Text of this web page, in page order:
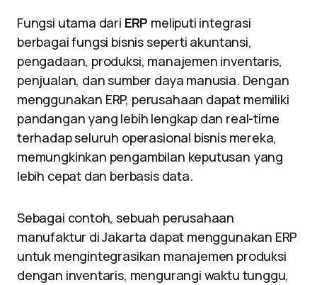
Fungsi utama dari ERP meliputi integrasi
berbagai fungsi bisnis seperti akuntansi,
pengadaan, produksi, manajemen inventaris,
penjualan, dan sumber daya manusia. Dengan
menggunakan ERP, perusahaan dapat memiliki
pandangan yang lebih lengkap dan real-time
terhadap seluruh operasional bisnis mereka,
memungkinkan pengambilan keputusan yang
lebih cepat dan berbasis data.
Sebagai contoh, sebuah perusahaan
manufaktur di Jakarta dapat menggunakan ERP
untuk mengintegrasikan manajemen produksi
dengan inventaris, mengurangi waktu tunggu,